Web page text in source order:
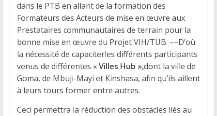
dans le PTB en allant de la formation des
Formateurs des Acteurs de mise en œuvre aux
Prestataires communautaires de terrain pour la
bonne mise en œuvre du Projet VIH/TUB. ––D’où
la nécessité de capaciterles différents participants
venus de différentes «Villes Hub »,dont la ville de
Goma, de Mbuji-Mayi et Kinshasa, afin qu’ils aillent
à leurs tours former entre autres.
Ceci permettra la réduction des obstacles liés au